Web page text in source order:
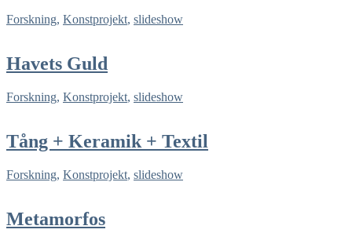
Forskning, Konstprojekt, slideshow
Havets Guld
Forskning, Konstprojekt, slideshow
Tång + Keramik + Textil
Forskning, Konstprojekt, slideshow
Metamorfos